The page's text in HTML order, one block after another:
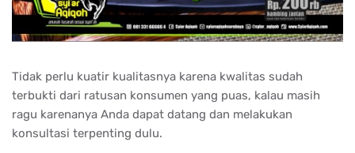
Tidak perlu kuatir kualitasnya karena kwalitas sudah
terbukti dari ratusan konsumen yang puas, kalau masih
ragu karenanya Anda dapat datang dan melakukan
konsultasi terpenting dulu.